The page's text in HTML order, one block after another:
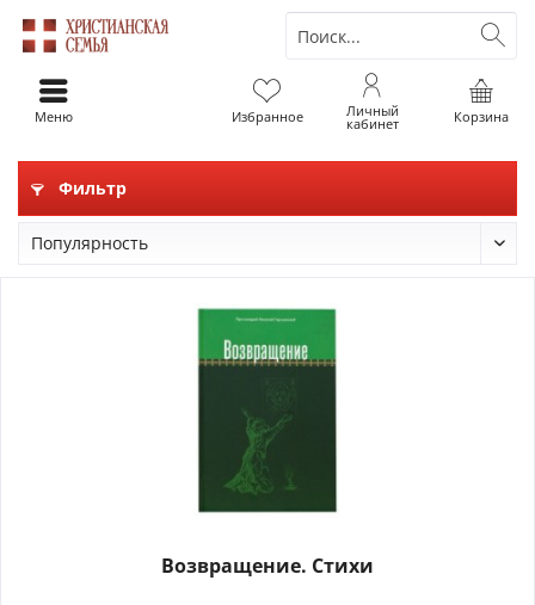
Корзина
Избранное Личный
кабинет
Меню
Фильтр
Возвращение. Стихи